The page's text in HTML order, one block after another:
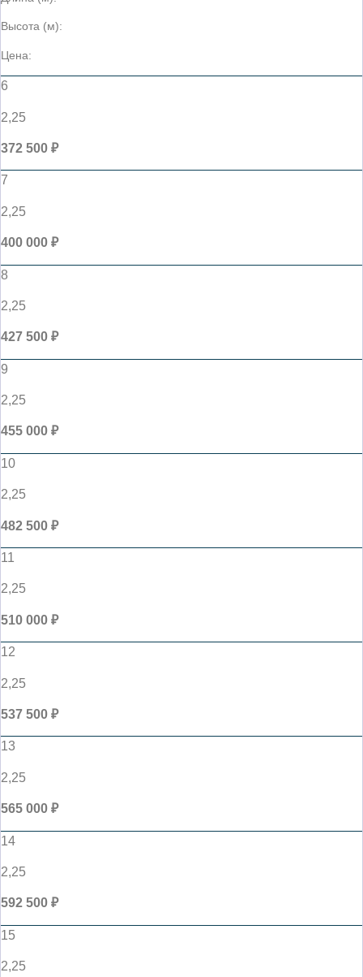
Высота (м):
Цена:
6
2,25
372 500 ₽
7
2,25
400 000 ₽
8
2,25
427 500 ₽
9
2,25
455 000 ₽
10
2,25
482 500 ₽
11
2,25
510 000 ₽
12
2,25
537 500 ₽
13
2,25
565 000 ₽
14
2,25
592 500 ₽
15
2,25